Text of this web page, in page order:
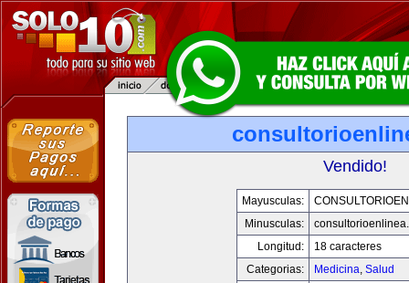
Vendido!
Mayusculas:
Minusculas:
Longitud:
18 caracteres
Categorias:
Medicina, Salud